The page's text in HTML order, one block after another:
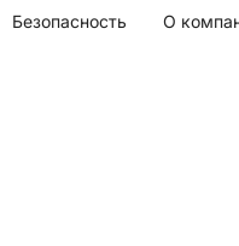
Безопасность О